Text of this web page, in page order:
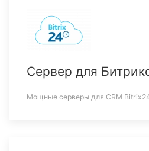
Сервер для
Мощные серверы для CRM